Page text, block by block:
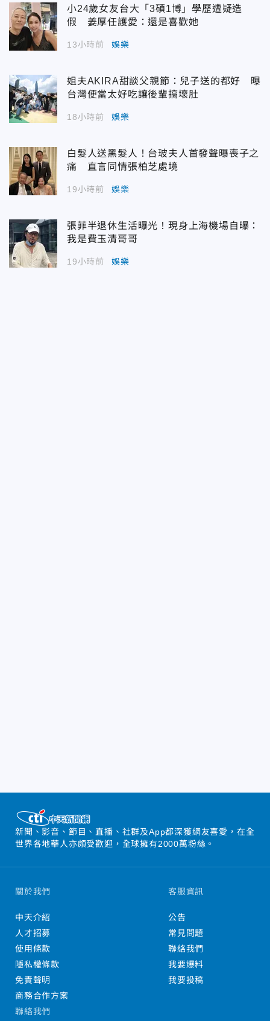
小24歲女友台大「3碩1博」學歷遭疑造
假 姜厚任護愛：還是喜歡她
13小時前 娛樂
姐夫AKIRA甜談父親節：兒子送的都好 曝
台灣便當太好吃讓後輩搞壞肚
18小時前 娛樂
白髮人送黑髮人！台玻夫人首發聲曝喪子之
痛 直言同情張柏芝處境
19小時前 娛樂
張菲半退休生活曝光！現身上海機場自曝：
我是費玉清哥哥
19小時前 娛樂
新聞、影音、節目、直播、社群及App都深獲網友喜愛，在全
世界各地華人亦頗受歡迎，全球擁有2000萬粉絲。
關於我們
中天介紹
人才招募
使用條款
隱私權條款
免責聲明
商務合作方案
客服資訊
公告
常見問題
聯絡我們
我要爆料
我要投稿
聯絡我們